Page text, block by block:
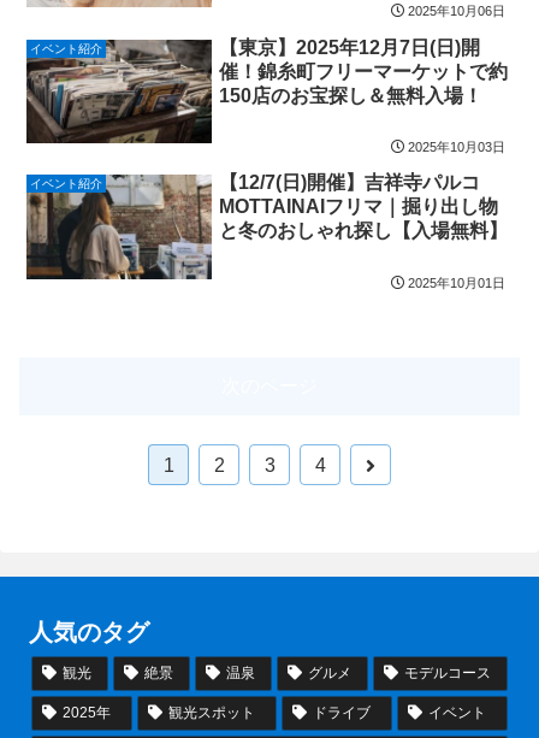
2025年10月06日
イベント紹介
【東京】2025年12月7日(日)開
催！錦糸町フリーマーケットで約
150店のお宝探し＆無料入場！
2025年10月03日
イベント紹介
【12/7(日)開催】吉祥寺パルコ
MOTTAINAIフリマ｜掘り出し物
と冬のおしゃれ探し【入場無料】
2025年10月01日
1 2 3 4
次
人気のタグ
観光 絶景 温泉 グルメ モデルコース
2025年 観光スポット ドライブ イベント